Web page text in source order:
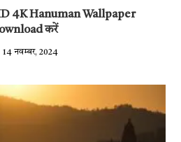
4K Hanuman Wallpaper
करें
14 नवम्बर, 2024